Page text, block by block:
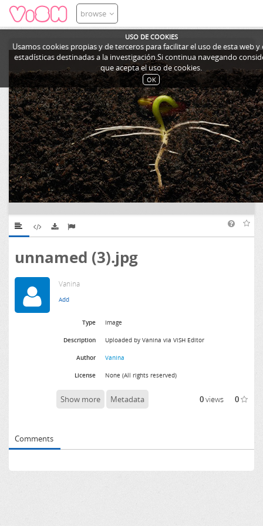
USO DE COOKIES
Usamos cookies propias y de terceros para facilitar el uso de esta web
estadísticas destinadas a la investigación.Si continua navegando
que acepta el uso de cookies.
OK
browse
unnamed (3).jpg
Vanina
Type Image
Description Uploaded by Vanina via ViSH Editor
Author Vanina
License None (All rights reserved)
Show more Metadata 0views 0
Comments